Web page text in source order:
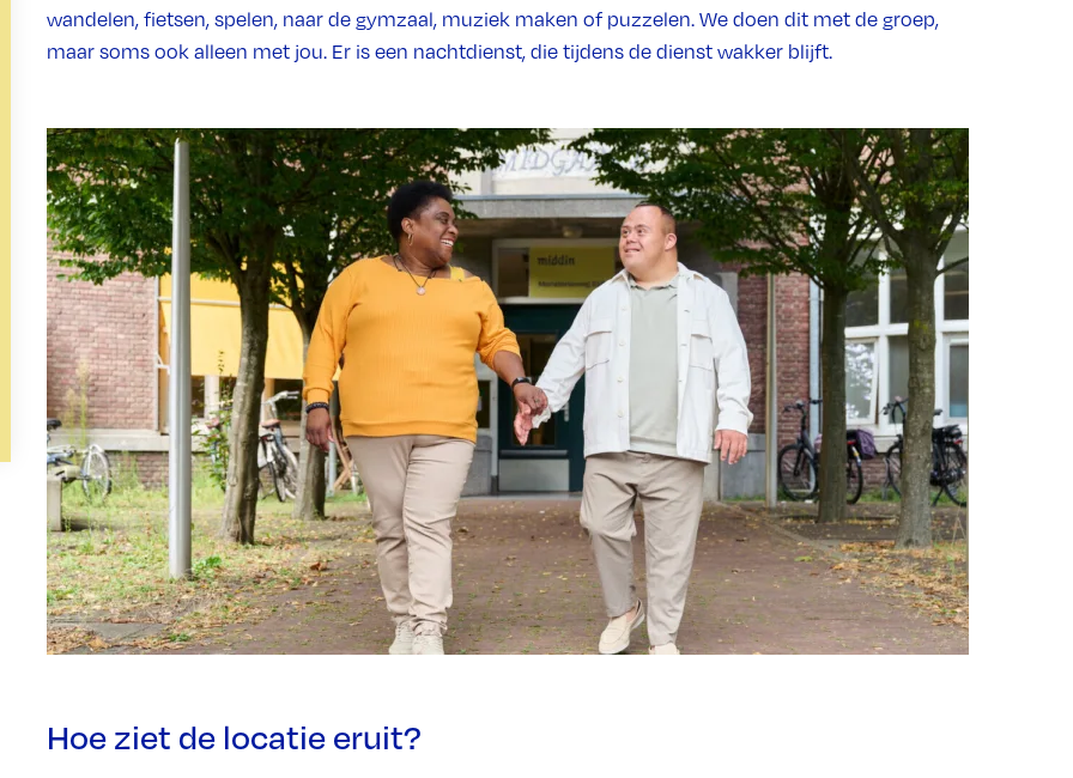
wandelen, fietsen, spelen, naar de gymzaal, muziek maken of puzzelen. We doen dit met de groep,
maar soms ook alleen met jou. Er is een nachtdienst, die tijdens de dienst wakker blijft.
Hoe ziet de locatie eruit?